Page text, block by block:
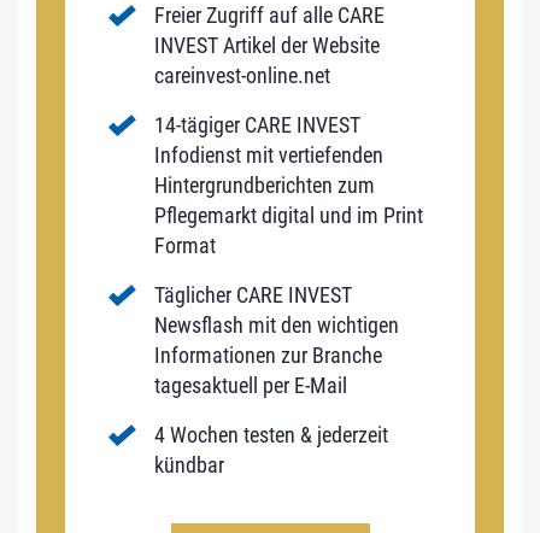
Freier Zugriff auf alle CARE
INVEST Artikel der Website
careinvest-online.net
14-tägiger CARE INVEST
Infodienst mit vertiefenden
Hintergrundberichten zum
Pflegemarkt digital und im Print
Format
Täglicher CARE INVEST
Newsflash mit den wichtigen
Informationen zur Branche
tagesaktuell per E-Mail
4 Wochen testen & jederzeit
kündbar